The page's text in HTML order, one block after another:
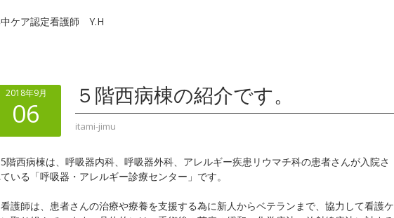
ケア認定看護師 Y.H
2018年9月
06
５階西病棟の紹介です。
itami-jimu
階西病棟は、呼吸器内科、呼吸器外科、アレルギー疾患リウマチ科の患者さんが入院さ
いる「呼吸器・アレルギー診療センター」です。
護師は、患者さんの治療や療養を支援する為に新人からベテランまで、協力して看護ケ